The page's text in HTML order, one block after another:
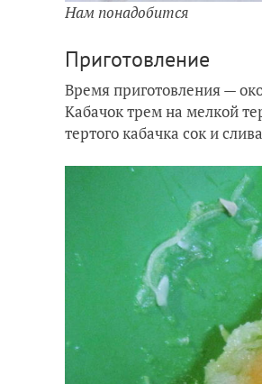
Нам понадобится
Приготовление
Время приготовления —
Кабачок трем на мелкой
тертого кабачка сок и